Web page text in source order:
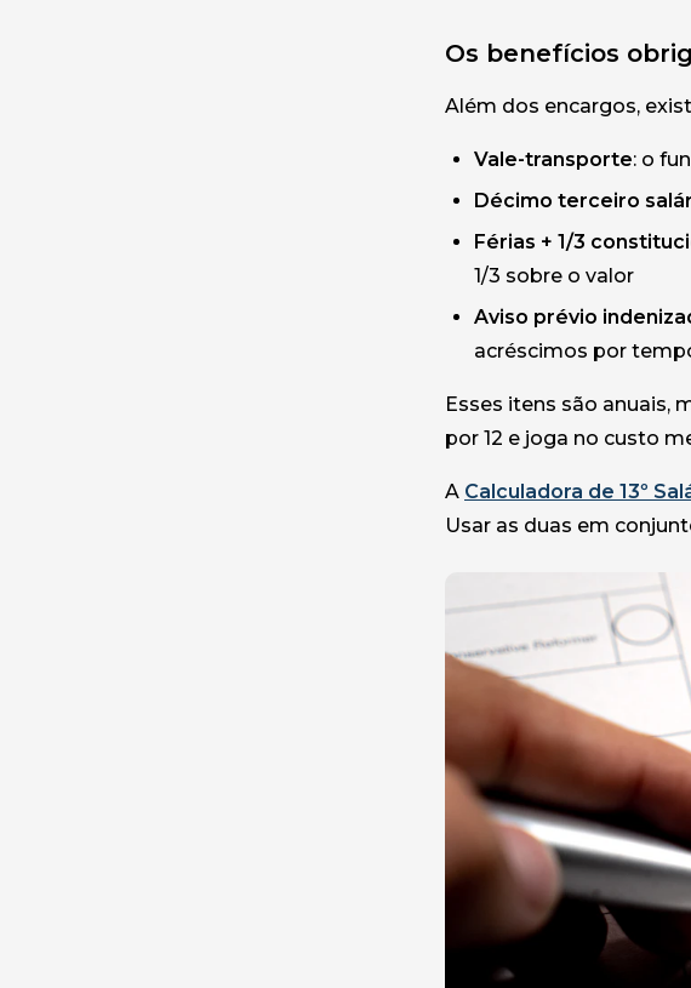
Os benefícios
Além dos encargos,
Vale-transporte: o
Décimo terceiro
Férias + 1/3
1/3 sobre o valor
Aviso prévio
acréscimos por
Esses itens são anuais,
por 12 e joga no custo
A Calculadora de 13º
Usar as duas em